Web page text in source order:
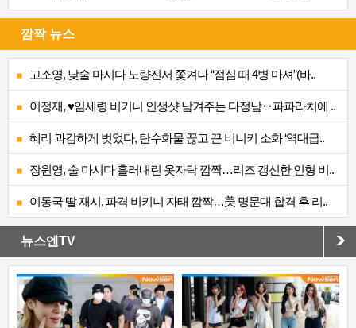
깜짝 뉴스
고소영, 낮술 마시다 노량진서 쫓겨나 “점심 때 4병 마셔”(바..
이정재, ♥임세령 비키니 인생샷 남겨주는 다정남‥파파라치에 ..
혜리 과감하게 벗었다, 탄수화물 끊고 끈 비니키 소화 ‘역대급..
장원영, 술 마시다 흘러내린 옷자락 깜짝…리즈 갱신한 인형 비..
이동국 딸 재시, 파격 비키니 자태 깜짝…美 명문대 합격 후 리..
뉴스엔TV